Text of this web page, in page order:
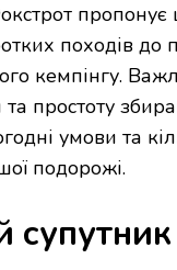
пропонує
походів до
кемпінгу.
простоту
умови та
подорожі.